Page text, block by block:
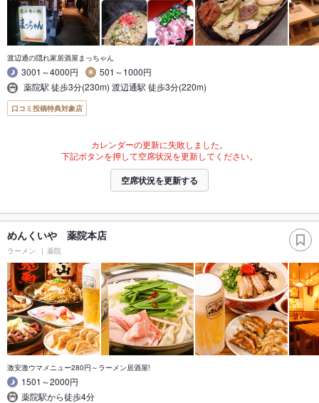
渡辺通の隠れ家居酒屋まっちゃん
3001～4000円
501～1000円
薬院駅 徒歩3分(230m) 渡辺通駅 徒歩3分(220m)
口コミ投稿特典対象店
カレンダーの更新に失敗しました。
下記ボタンを押して空席状況を更新してください。
空席状況を更新する
めんくいや 薬院本店
ラーメン 薬院
激安激ウマメニュー280円～ラーメン居酒屋!
1501～2000円
薬院駅から徒歩4分